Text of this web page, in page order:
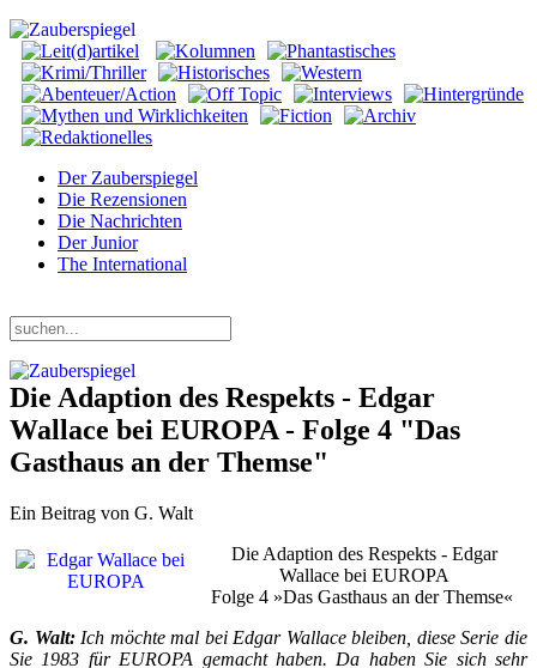
Der Zauberspiegel
Die Rezensionen
Die Nachrichten
Der Junior
The International
Die Adaption des Respekts - Edgar
Wallace bei EUROPA - Folge 4 "Das
Gasthaus an der Themse"
Ein Beitrag von G. Walt
Die Adaption des Respekts - Edgar
Wallace bei EUROPA
Folge 4 »Das Gasthaus an der Themse«
G. Walt:Ich möchte mal bei Edgar Wallace bleiben, diese Serie die
Sie 1983 für EUROPA gemacht haben. Da haben Sie sich sehr